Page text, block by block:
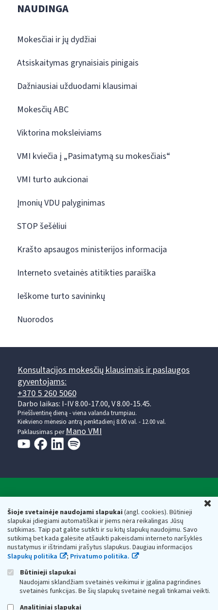
Šioje svetainėje naudojami slapukai(angl. cookies). Būtinieji
slapukai įdiegiami automatiškai ir jiems nėra reikalingas Jūsų
sutikimas. Taip pat galite sutikti ir su kitų slapukų naudojimu. Savo
sutikimą bet kada galėsite atšaukti pakeisdami interneto naršyklės
nustatymus ir ištrindami įrašytus slapukus. Daugiau informacijos
Slapukų politika
; Privatumo politika.
Būtinieji slapukai
Naudojami sklandžiam svetainės veikimui ir įgalina pagrindines
svetainės funkcijas. Be šių slapukų svetainė negali tinkamai veikti.
Analitiniai slapukai
NAUDINGA
Mokesčiai ir jų dydžiai
Atsiskaitymas grynaisiais pinigais
Dažniausiai užduodami klausimai
Mokesčių ABC
Viktorina moksleiviams
VMI kviečia į „Pasimatymą su mokesčiais“
VMI turto aukcionai
Įmonių VDU palyginimas
STOP šešėliui
Krašto apsaugos ministerijos informacija
Interneto svetainės atitikties paraiška
Ieškome turto savininkų
Nuorodos
Konsultacijos mokesčių klausimais ir paslaugos
gyventojams:
+370 5 260 5060
Darbo laikas: I-IV 8.00-17.00, V 8.00-15.45.
Prieššventinę dieną - viena valanda trumpiau.
Kiekvieno mėnesio antrą penktadienį 8.00 val. - 12.00 val.
Paklausimas per Mano VMI
Respublikos finansų ministerijos
Biudžetinė įstaiga. Juridinio asmens kodas — 188659752,
adresas: Vasario 16-osios g. 14, 01107 Vilnius, Lietuva, el.paštas:
vmi@vmi.lt, E. pristatymo dėžutės adresas 188659752
Duomenys apie Valstybinę mokesčių inspekciją prie Lietuvos
Respublikos finansų ministerijos kaupiami ir saugomi Juridinių